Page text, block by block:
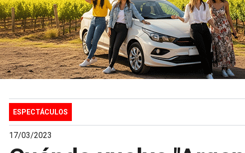
ESPECTÁCULOS
17/03/2023